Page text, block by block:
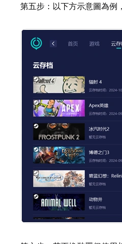
第五步：以下方示意圖為例